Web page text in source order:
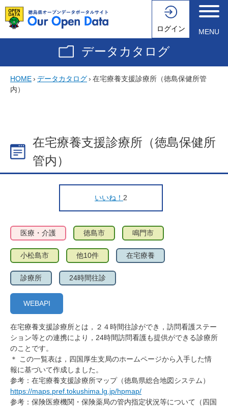
ログイン MENU
データカタログ
HOME› データカタログ› 在宅療養支援診療所（徳島保健所管
内）
在宅療養支援診療所（徳島保健所
管内）
いいね！ 2
医療・介護 徳島市 鳴門市
小松島市 他10件 在宅療養
診療所 24時間往診
WEBAPI
在宅療養支援診療所とは，２４時間往診ができ，訪問看護ステー
ション等との連携により，24時間訪問看護も提供ができる診療所
のことです。
＊ この一覧表は，四国厚生支局のホームページから入手した情
報に基づいて作成しました。
参考：在宅療養支援診療所マップ（徳島県総合地図システム）
https://maps.pref.tokushima.lg.jp/hpmap/
参考：保険医療機関・保険薬局の管内指定状況等について（四国